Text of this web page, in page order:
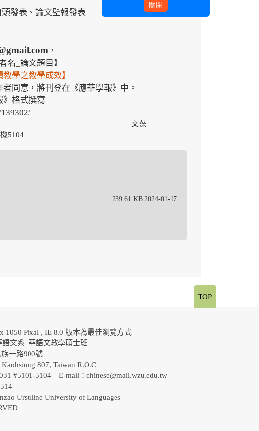
發表、論文壁報發表
，
_論文題目】
學之教學成效】
同意，將刊登在《應華學報》中。
格式撰寫
5104
239.61 KB 2024-01-17
1050 Pixal , IE 8.0 版本為最佳瀏覽方式
語文系 華語文教學碩士班
一路900號
807, Taiwan R.O.C
#5101-5104 E-mail： chinese@mail.wzu.edu.tw
Ursuline University of Languages
TOP
關閉